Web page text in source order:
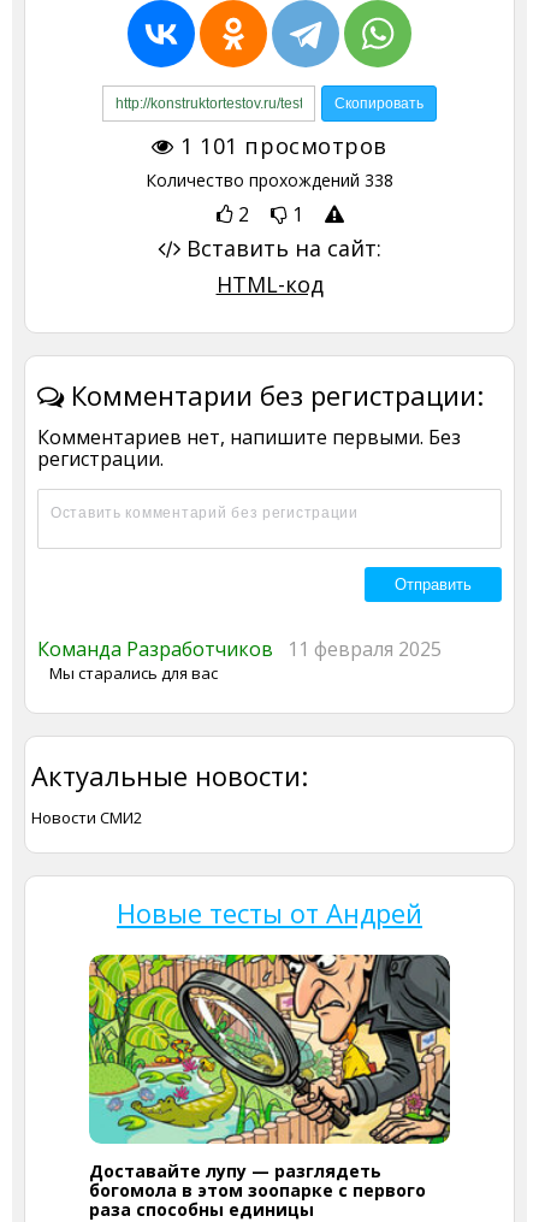
1 101 просмотров
Количество прохождений 338
2 1
Вставить на сайт:
HTML-код
Комментарии без регистрации:
Комментариев нет, напишите первыми. Без
регистрации.
Команда Разработчиков 11 февраля 2025
Мы старались для вас
Актуальные новости:
Новости СМИ2
Новые тесты от Андрей
Доставайте лупу — разглядеть
богомола в этом зоопарке с первого
раза способны единицы